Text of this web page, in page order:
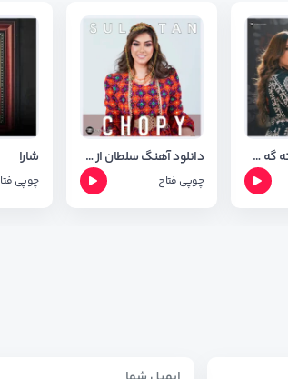
دانلود آهنگ ولاته گه م از چوپی فتاخ + ترجمه آهنگ دانلود آهنگ سلطان از چوپی فتاح Sultan
چوپی فتاح
شارا
چوپی